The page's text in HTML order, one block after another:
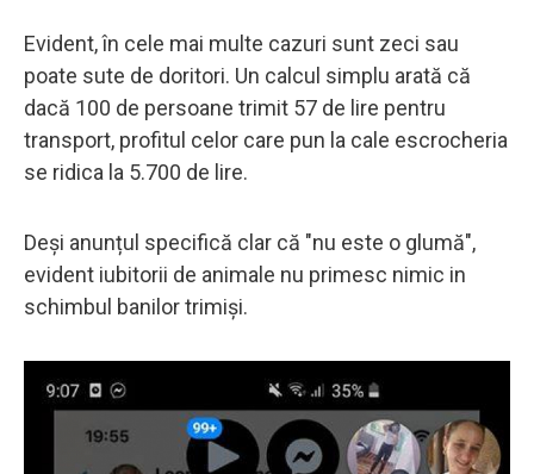
Evident, în cele mai multe cazuri sunt zeci sau
poate sute de doritori. Un calcul simplu arată că
dacă 100 de persoane trimit 57 de lire pentru
transport, profitul celor care pun la cale escrocheria
se ridica la 5.700 de lire.
Deși anunțul specifică clar că "nu este o glumă",
evident iubitorii de animale nu primesc nimic in
schimbul banilor trimiși.